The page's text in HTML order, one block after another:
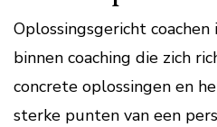
Oplossingsgericht coachen
binnen coaching die zich
concrete oplossingen en
sterke punten van een